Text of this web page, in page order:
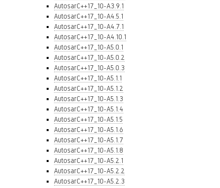
AutosarC++17_10-A3.9.1
AutosarC++17_10-A4.5.1
AutosarC++17_10-A4.7.1
AutosarC++17_10-A4.10.1
AutosarC++17_10-A5.0.1
AutosarC++17_10-A5.0.2
AutosarC++17_10-A5.0.3
AutosarC++17_10-A5.1.1
AutosarC++17_10-A5.1.2
AutosarC++17_10-A5.1.3
AutosarC++17_10-A5.1.4
AutosarC++17_10-A5.1.5
AutosarC++17_10-A5.1.6
AutosarC++17_10-A5.1.7
AutosarC++17_10-A5.1.8
AutosarC++17_10-A5.2.1
AutosarC++17_10-A5.2.2
AutosarC++17_10-A5.2.3